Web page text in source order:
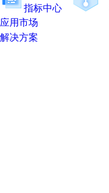
指标中心
应用市场
解决方案